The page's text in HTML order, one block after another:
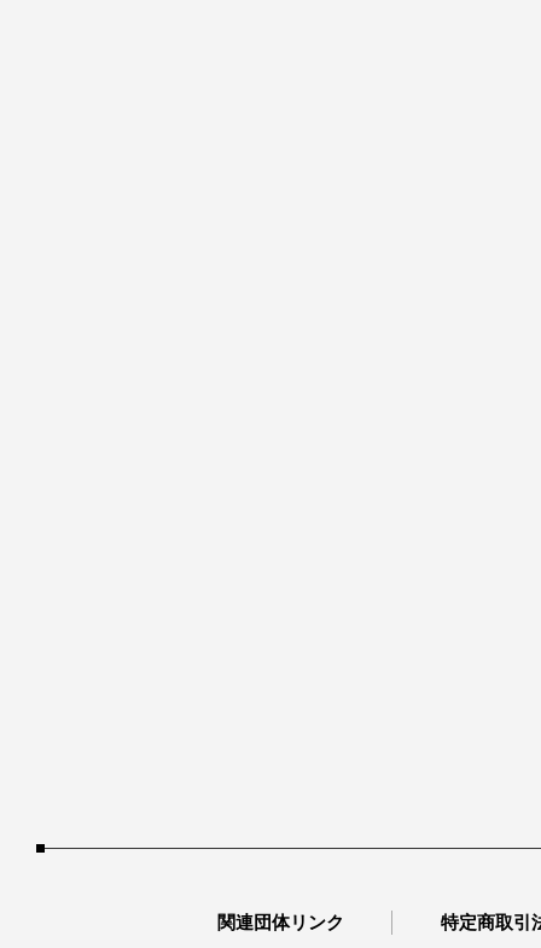
関連団体リンク 特定商取引